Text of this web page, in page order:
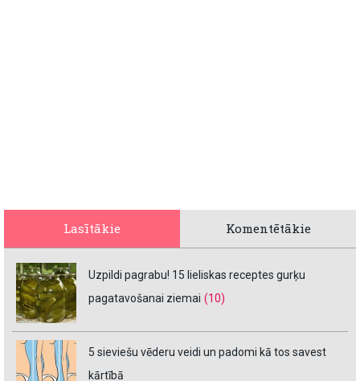
Lasītākie Komentētākie
Uzpildi pagrabu! 15 lieliskas receptes gurķu
pagatavošanai ziemai (10)
5 sieviešu vēderu veidi un padomi kā tos savest
kārtībā